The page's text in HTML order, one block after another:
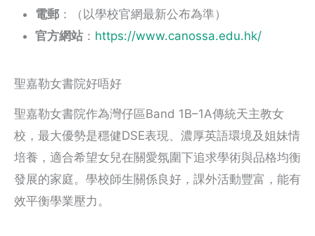
電郵 ：（以學校官網最新公布為準）
官方網站 ： https://www.canossa.edu.hk/
聖嘉勒女書院好唔好
聖嘉勒女書院作為灣仔區Band 1B–1A傳統天主教女
校，最大優勢是穩健DSE表現、濃厚英語環境及姐妹情
培養，適合希望女兒在關愛氛圍下追求學術與品格均衡
發展的家庭。學校師生關係良好，課外活動豐富，能有
效平衡學業壓力。